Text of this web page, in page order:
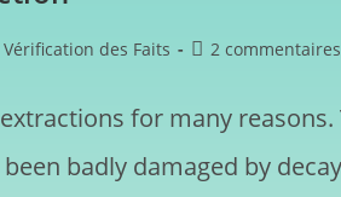
Vérification des Faits 2 commentaires
for many reasons.
badly damaged by